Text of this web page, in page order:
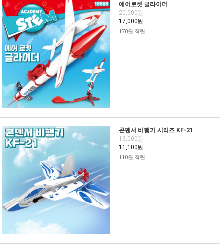
에어로켓 글라이더
20,000원
17,000원
170원 적립
콘덴서 비행기 시리즈 KF-21
13,000원
11,100원
110원 적립